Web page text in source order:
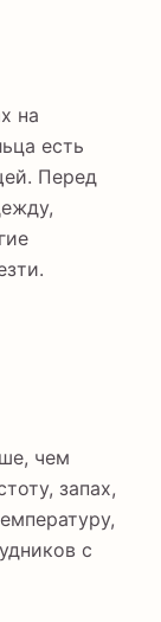
на
есть
Перед
чем
запах,
с